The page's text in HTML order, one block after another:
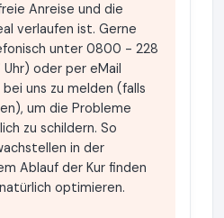
Anreise und die
verlaufen ist. Gerne
unter 0800 - 228
oder per eMail
bei uns zu melden (falls
um die Probleme
zu schildern. So
in der
Ablauf der Kur finden
optimieren.